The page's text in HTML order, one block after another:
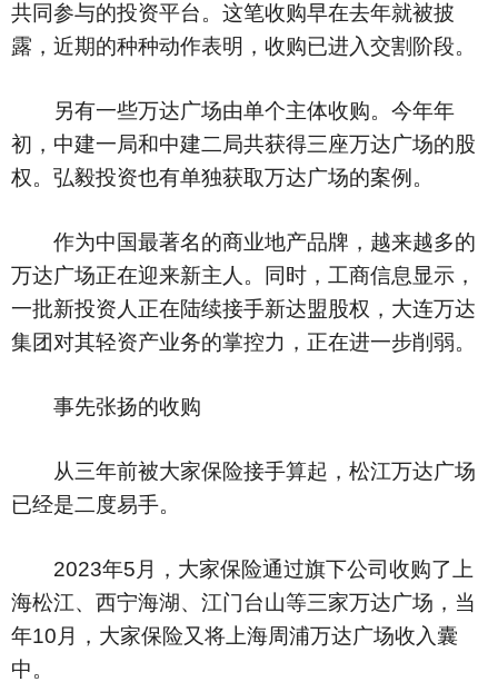
共同参与的投资平台。这笔收购早在去年就被披
露，近期的种种动作表明，收购已进入交割阶段。
另有一些万达广场由单个主体收购。今年年
初，中建一局和中建二局共获得三座万达广场的股
权。弘毅投资也有单独获取万达广场的案例。
作为中国最著名的商业地产品牌，越来越多的
万达广场正在迎来新主人。同时，工商信息显示，
一批新投资人正在陆续接手新达盟股权，大连万达
集团对其轻资产业务的掌控力，正在进一步削弱。
事先张扬的收购
从三年前被大家保险接手算起，松江万达广场
已经是二度易手。
2023年5月，大家保险通过旗下公司收购了上
海松江、西宁海湖、江门台山等三家万达广场，当
年10月，大家保险又将上海周浦万达广场收入囊
中。